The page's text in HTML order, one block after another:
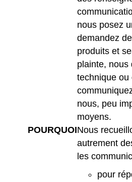
nous posez
demandez
produits et
plainte, nous
technique ou
nous, peu
moyens.
POURQUOINous
autrement
les
pour